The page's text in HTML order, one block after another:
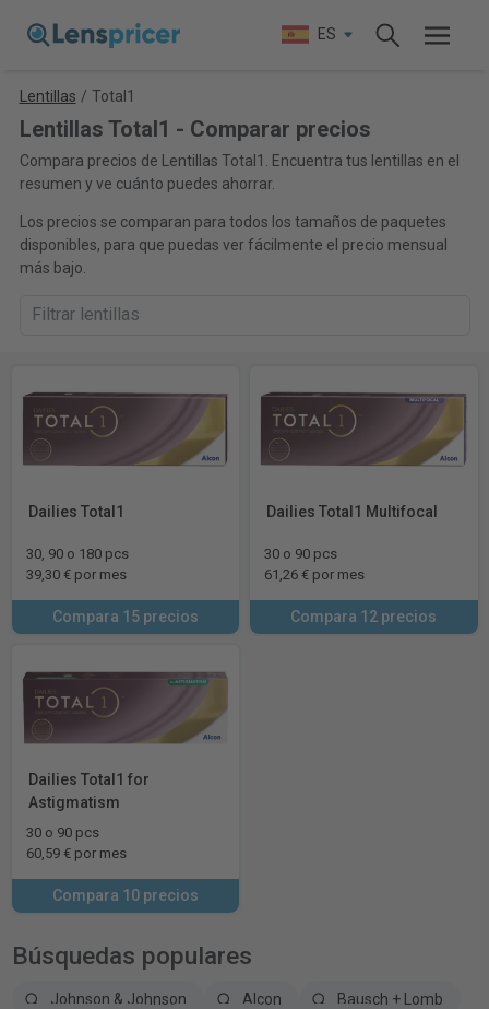
ES
Lentillas / Total1
Lentillas Total1 - Comparar precios
Compara precios de Lentillas Total1. Encuentra tus lentillas en el
resumen y ve cuánto puedes ahorrar.
Los precios se comparan para todos los tamaños de paquetes
disponibles, para que puedas ver fácilmente el precio mensual
más bajo.
Dailies Total1
30, 90 o 180 pcs
39,30 € por mes
Compara 15 precios
Dailies Total1 Multifocal
30 o 90 pcs
61,26 € por mes
Compara 12 precios
Dailies Total1 for
Astigmatism
30 o 90 pcs
60,59 € por mes
Compara 10 precios
Búsquedas populares
Johnson & Johnson Alcon
Bausch + Lomb